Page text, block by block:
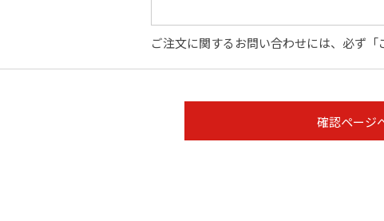
ご注文に関するお問い合わせには、必ず
確認ページ